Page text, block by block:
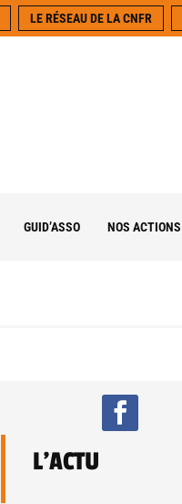
LE RÉSEAU DE LA CNFR
GUID’ASSO NOS ACTIONS
L'ACTU